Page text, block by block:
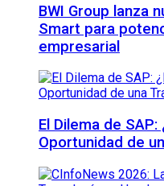
BWI Group lanza
Smart para
empresarial
El Dilema de
Oportunidad de